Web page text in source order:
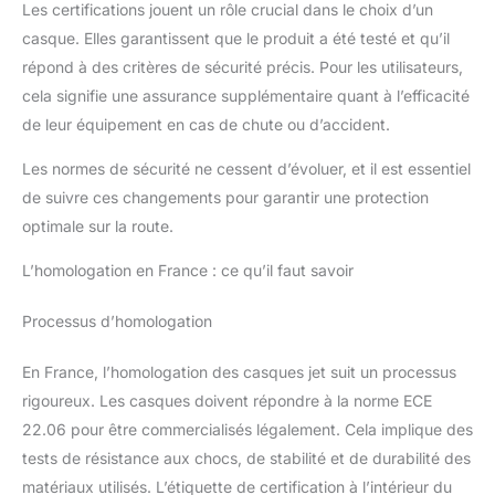
Les certifications jouent un rôle crucial dans le choix d’un
casque. Elles garantissent que le produit a été testé et qu’il
répond à des critères de sécurité précis. Pour les utilisateurs,
cela signifie une assurance supplémentaire quant à l’efficacité
de leur équipement en cas de chute ou d’accident.
Les normes de sécurité ne cessent d’évoluer, et il est essentiel
de suivre ces changements pour garantir une protection
optimale sur la route.
L’homologation en France : ce qu’il faut savoir
Processus d’homologation
En France, l’homologation des casques jet suit un processus
rigoureux. Les casques doivent répondre à la norme ECE
22.06 pour être commercialisés légalement. Cela implique des
tests de résistance aux chocs, de stabilité et de durabilité des
matériaux utilisés. L’étiquette de certification à l’intérieur du